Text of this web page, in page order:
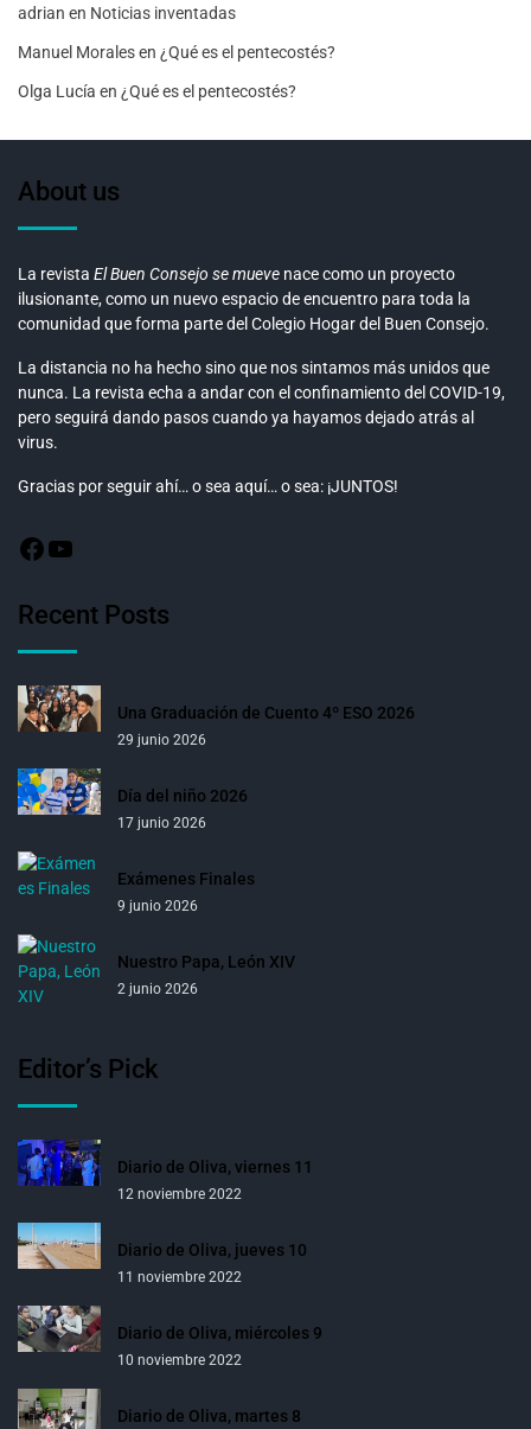
adrian en Noticias inventadas
Manuel Moralesen ¿Qué es el pentecostés?
Olga Lucía en ¿Qué es el pentecostés?
About us
La revista El Buen Consejo se mueve nace como un proyecto
ilusionante, como un nuevo espacio de encuentro para toda la
comunidad que forma parte del Colegio Hogar del Buen Consejo.
La distancia no ha hecho sino que nos sintamos más unidos que
nunca. La revista echa a andar con el confinamiento del COVID-19,
pero seguirá dando pasos cuando ya hayamos dejado atrás al
virus.
Gracias por seguir ahí… o sea aquí… o sea: ¡JUNTOS!
Recent Posts
Una Graduación de Cuento 4º ESO 2026
29 junio 2026
Día del niño 2026
17 junio 2026
Exámenes Finales
9 junio 2026
Nuestro Papa, León XIV
2 junio 2026
Editor’s Pick
Diario de Oliva, viernes 11
12 noviembre 2022
Diario de Oliva, jueves 10
11 noviembre 2022
Diario de Oliva, miércoles 9
10 noviembre 2022
Diario de Oliva, martes 8